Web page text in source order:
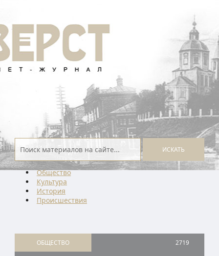
ИСКАТЬ
Общество
Культура
История
Проиcшествия
ОБЩЕСТВО 2719